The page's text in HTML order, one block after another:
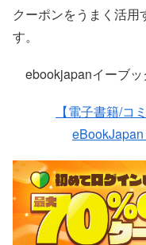
クーポンをうまく活用
す。
ebookjapanイーブ
【電子書籍/コ
eBookJapan